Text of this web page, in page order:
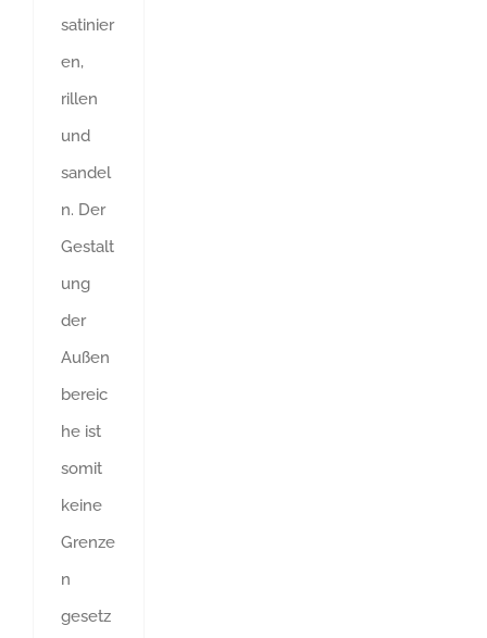
satinier
en,
rillen
und
sandel
n. Der
Gestalt
ung
der
Außen
bereic
he ist
somit
keine
Grenze
n
gesetz